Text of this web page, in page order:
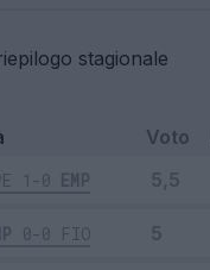
stagionale
Voto
1-0 EMP
0-0 FIO